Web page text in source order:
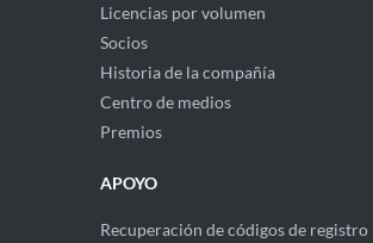
Licencias por volumen
Socios
Historia de la compañía
Centro de medios
Premios
APOYO
Recuperación de códigos de registro